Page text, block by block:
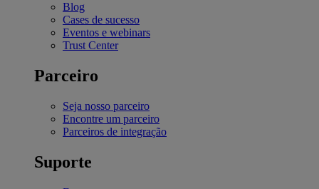
Blog
Cases de sucesso
Eventos e webinars
Trust Center
Parceiro
Seja nosso parceiro
Encontre um parceiro
Parceiros de integração
Suporte